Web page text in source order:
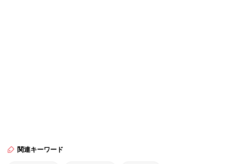
関連キーワード